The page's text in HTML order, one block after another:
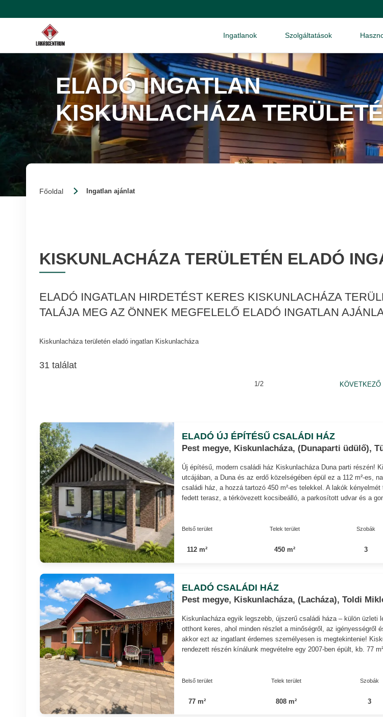
Ingatlanok Szolgáltatások
ELADÓ INGATLAN
KISKUNLACHÁZA
Főoldal Ingatlan ajánlat
KISKUNLACHÁZA TERÜLETÉN ELADÓ
ELADÓ INGATLAN HIRDETÉST KERES KISKUNLACHÁZA
TALÁJA MEG AZ ÖNNEK MEGFELELŐ ELADÓ INGATLAN
Kiskunlacháza területén eladó ingatlan Kiskunlacháza
31 találat
1/2 KÖVETKEZŐ
ELADÓ ÚJ ÉPÍTÉSŰ CSALÁDI HÁZ
Pest megye, Kiskunlacháza, (Dunaparti üdülő),
Új építésű, modern családi ház Kiskunlacháza Duna parti részén!
utcájában, a Duna és az erdő közelségében épül ez a 112 m²-es,
családi ház, a hozzá tartozó 450 m²-es telekkel. A lakók kényelmét
fedett terasz, a térkövezett kocsibeálló, a parkosított udvar és a
Belső terület
112 m²
Telek terület
450 m²
Szobák
3
ELADÓ CSALÁDI HÁZ
Pest megye, Kiskunlacháza, (Lacháza), Toldi
Kiskunlacháza egyik legszebb, újszerű családi háza – külön üzleti
otthont keres, ahol minden részlet a minőségről, az igényességről
akkor ezt az ingatlant érdemes személyesen is megtekintenie!
rendezett részén kínálunk megvételre egy 2007-ben épült, kb. 77
Belső terület
77 m²
Telek terület
808 m²
Szobák
3